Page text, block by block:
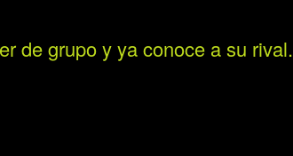
de grupo y ya conoce a su rival.